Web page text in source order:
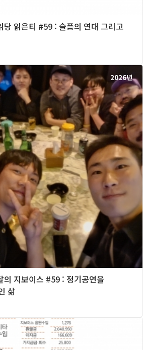
읽은티 #59 : 슬픔의 연대 그리고
2026년
지보이스 #59 : 정기공연을
삶